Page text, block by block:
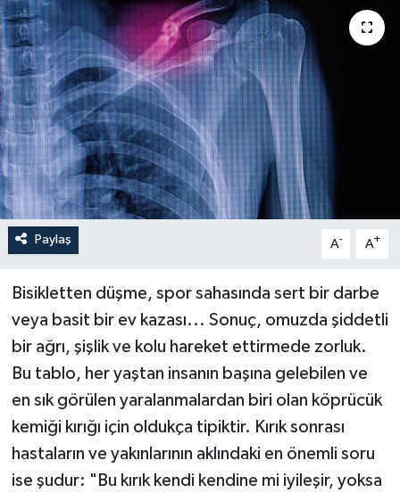
Paylaş A- A+
Bisikletten düşme, spor sahasında sert bir darbe
veya basit bir ev kazası... Sonuç, omuzda şiddetli
bir ağrı, şişlik ve kolu hareket ettirmede zorluk.
Bu tablo, her yaştan insanın başına gelebilen ve
en sık görülen yaralanmalardan biri olan köprücük
kemiği kırığı için oldukça tipiktir. Kırık sonrası
hastaların ve yakınlarının aklındaki en önemli soru
ise şudur: "Bu kırık kendi kendine mi iyileşir, yoksa